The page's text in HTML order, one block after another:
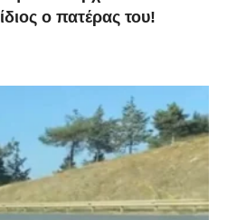
ο πατέρας του!